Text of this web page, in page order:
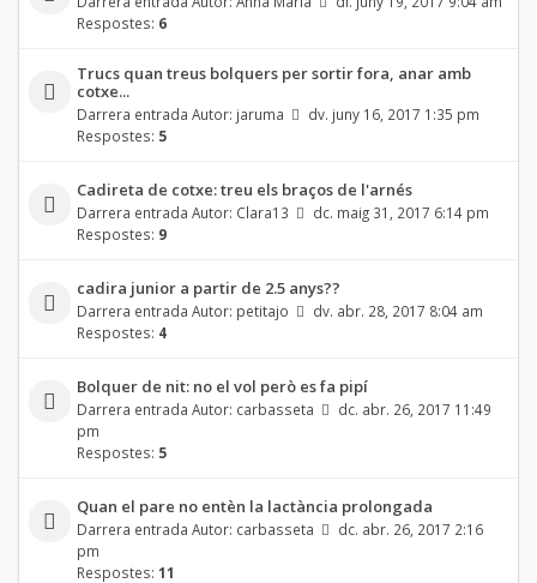
Respostes: 6
Trucs quan treus bolquers per sortir fora, anar amb
cotxe...
Darrera entrada Autor: jaruma
dv. juny 16, 2017 1:35 pm
Respostes: 5
Cadireta de cotxe: treu els braços de l'arnés
Darrera entrada Autor: Clara13
dc. maig 31, 2017 6:14 pm
Respostes: 9
cadira junior a partir de 2.5 anys??
Darrera entrada Autor: petitajo
dv. abr. 28, 2017 8:04 am
Respostes: 4
Bolquer de nit: no el vol però es fa pipí
Darrera entrada Autor: carbasseta
dc. abr. 26, 2017 11:49
pm
Respostes: 5
Quan el pare no entèn la lactància prolongada
Darrera entrada Autor: carbasseta
dc. abr. 26, 2017 2:16
pm
Respostes: 11